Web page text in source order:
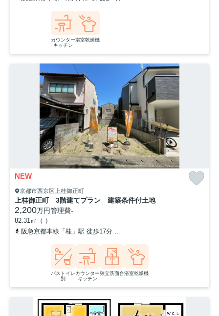
カウンター
キッチン
浴室乾燥機
NEW
京都市西京区上桂御正町
上桂御正町 3階建てプラン 建築条件付土地
2,200万円管理費-
82.31㎡（-）
阪急京都本線「桂」駅 徒歩17分
バストイレ
別
カウンター
キッチン
独立洗面台浴室乾燥機